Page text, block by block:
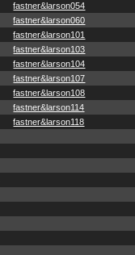
fastner&larson054
fastner&larson060
fastner&larson101
fastner&larson103
fastner&larson104
fastner&larson107
fastner&larson108
fastner&larson114
fastner&larson118